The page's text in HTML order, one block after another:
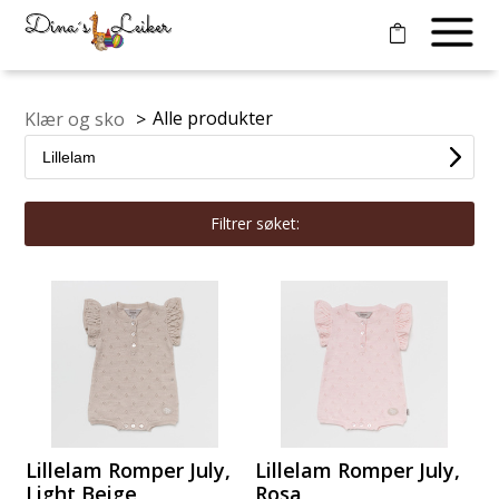
Klær og sko > Alle produkter
Filtrer søket:
Lillelam Romper July,
Light Beige
Lillelam Romper July,
Rosa